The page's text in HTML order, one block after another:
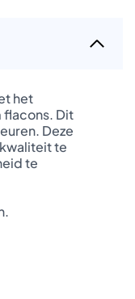
het
flacons. Dit
Deze
te
te